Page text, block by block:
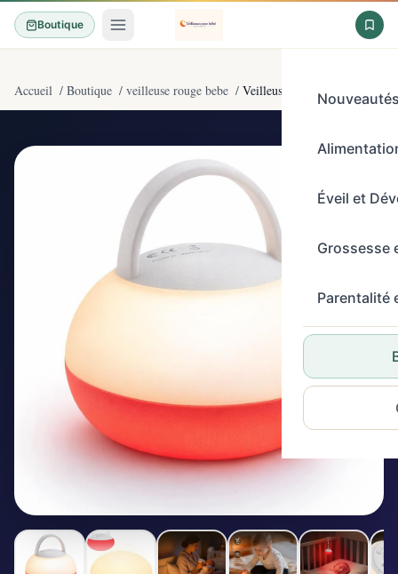
Boutique
Éveil et
Grossesse
Parentalité
Accueil / Boutique / veilleuse rouge bebe / Veilleuse portable pour bébé,